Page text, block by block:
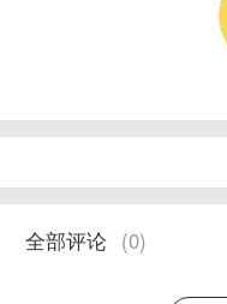
全部评论 (0)